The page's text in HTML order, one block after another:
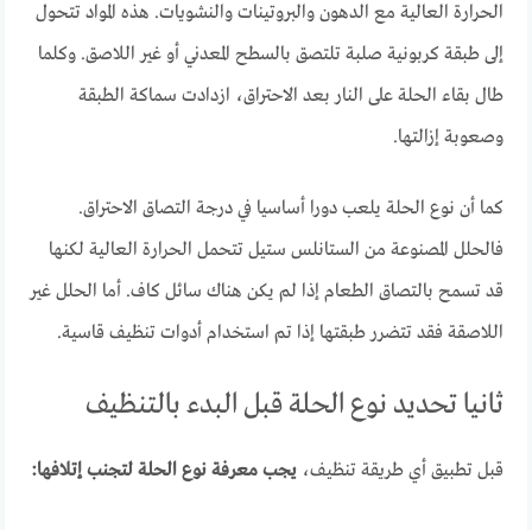
الحرارة العالية مع الدهون والبروتينات والنشويات. هذه المواد تتحول
إلى طبقة كربونية صلبة تلتصق بالسطح المعدني أو غير اللاصق. وكلما
طال بقاء الحلة على النار بعد الاحتراق، ازدادت سماكة الطبقة
وصعوبة إزالتها.
كما أن نوع الحلة يلعب دورا أساسيا في درجة التصاق الاحتراق.
فالحلل المصنوعة من الستانلس ستيل تتحمل الحرارة العالية لكنها
قد تسمح بالتصاق الطعام إذا لم يكن هناك سائل كاف. أما الحلل غير
اللاصقة فقد تتضرر طبقتها إذا تم استخدام أدوات تنظيف قاسية.
ثانيا تحديد نوع الحلة قبل البدء بالتنظيف
قبل تطبيق أي طريقة تنظيف،يجب معرفة نوع الحلة لتجنب إتلافها: